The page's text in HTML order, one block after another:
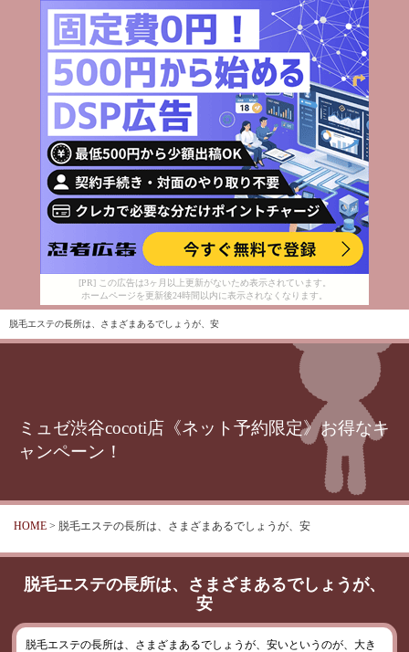
[PR] この広告は3ヶ月以上更新がないため表示されています。
ホームページを更新後24時間以内に表示されなくなります。
脱毛エステの長所は、さまざまあるでしょうが、安
ミュゼ渋谷cocoti店《ネット予約限定》お得なキ
ャンペーン！
HOME > 脱毛エステの長所は、さまざまあるでしょうが、安
脱毛エステの長所は、さまざまあるでしょうが、
安
脱毛エステの長所は、さまざまあるでしょうが、安いというのが、大き